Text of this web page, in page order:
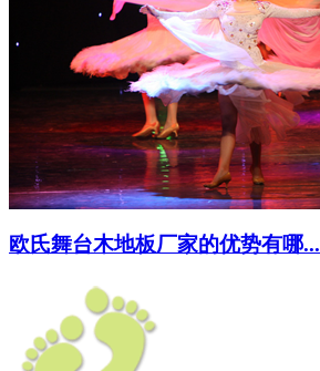
欧氏舞台木地板厂家的优势有哪...